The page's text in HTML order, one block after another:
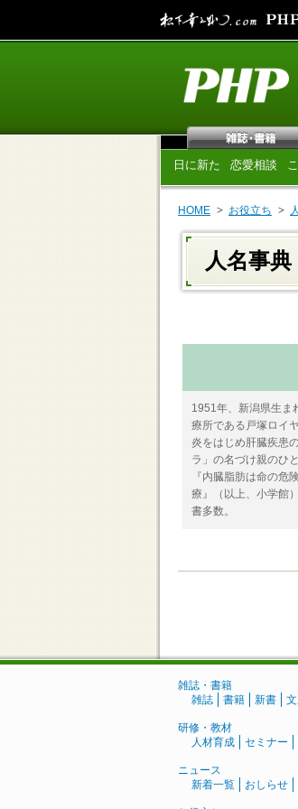
日に新た 恋愛相談
HOME お役立ち
人名事典
1951年、新潟県生ま
療所である戸塚ロイ
炎をはじめ肝臓疾患
ラ」の名づけ親のひ
『内臓脂肪は命の
療』（以上、小学館
書多数。
雑誌・書籍
雑誌
書籍 新書
研修・教材
人材育成
セミナー
ニュース
新着一覧
おしらせ